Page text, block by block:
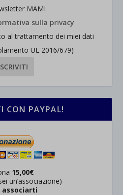
MAMI
sulla privacy
al trattamento dei miei dati
UE 2016/679)
CON PAYPAL!
15,00€
un’associazione)
associarti